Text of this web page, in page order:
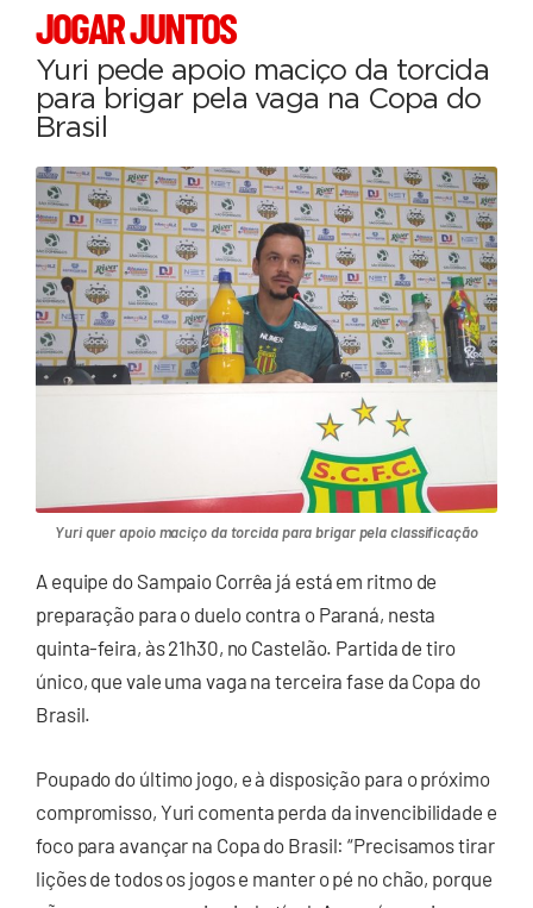
JOGAR JUNTOS
Yuri pede apoio maciço da torcida
para brigar pela vaga na Copa do
Brasil
Yuri quer apoio maciço da torcida para brigar pela classificação
A equipe do Sampaio Corrêa já está em ritmo de
preparação para o duelo contra o Paraná, nesta
quinta-feira, às 21h30, no Castelão. Partida de tiro
único, que vale uma vaga na terceira fase da Copa do
Brasil.
Poupado do último jogo, e à disposição para o próximo
compromisso, Yuri comenta perda da invencibilidade e
foco para avançar na Copa do Brasil: “Precisamos tirar
lições de todos os jogos e manter o pé no chão, porque